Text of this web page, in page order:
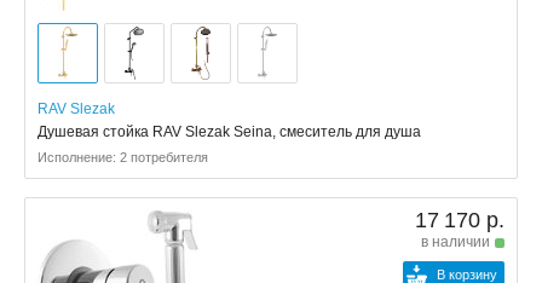
RAV Slezak
Душевая стойка RAV Slezak Seina, смеситель для душа
Исполнение: 2 потребителя
17 170 р.
в наличии
В корзину